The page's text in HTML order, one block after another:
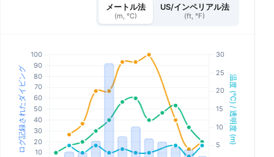
メートル法
(m, °C)
US/インペリアル法
(ft, °F)